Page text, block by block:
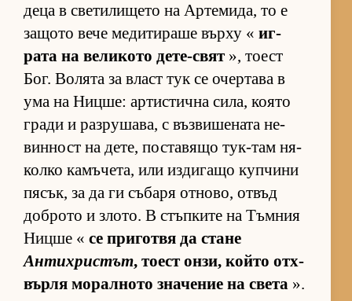
деца в све­ти­ли­щето на Ар­те­ми­да, то е
за­щото вече ме­ди­ти­раше върху « иг­
рата на ве­ли­кото де­те-свят », то­ест
Бог. Во­лята за власт тук се очер­тава в
ума на Ниц­ше: ар­тис­тична си­ла, ко­ято
гради и раз­ру­ша­ва, с въз­ви­ше­ната не­
вин­ност на де­те, пос­та­вящо тук-там ня­
колко ка­мъ­че­та, или из­ди­гащо куп­чини
пя­сък, за да ги съ­баря от­но­во, от­въд
доб­рото и зло­то. В стъп­ките на Тъм­ния
Ницше « се при­готвя да стане
Антихристът, то­ест он­зи, който от­х­
върля мо­рал­ното зна­че­ние на света ».